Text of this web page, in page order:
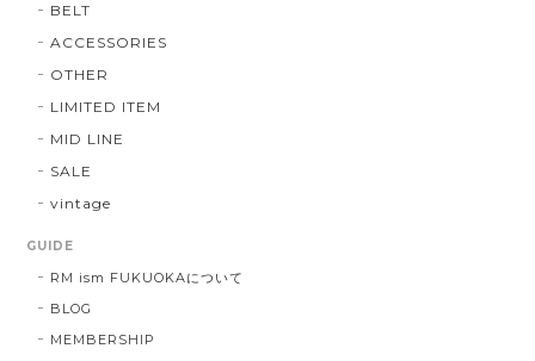
BELT
ACCESSORIES
OTHER
LIMITED ITEM
MID LINE
SALE
vintage
GUIDE
RM ism FUKUOKAについて
BLOG
MEMBERSHIP